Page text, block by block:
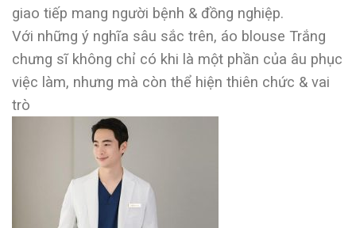
giao tiếp mang người bệnh & đồng nghiệp.
Với những ý nghĩa sâu sắc trên, áo blouse Trắng
chưng sĩ không chỉ có khi là một phần của âu phục
việc làm, nhưng mà còn thể hiện thiên chức & vai
trò